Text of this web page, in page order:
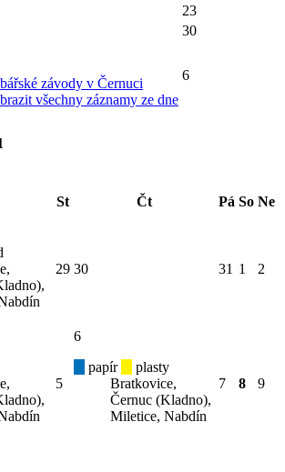
23
30
závody v Černuci
všechny záznamy ze dne
6
St Čt Pá So Ne
29 30 31 1 2
5
6
papír
plasty
Bratkovice,
Černuc (Kladno),
Miletice, Nabdín
7 8 9